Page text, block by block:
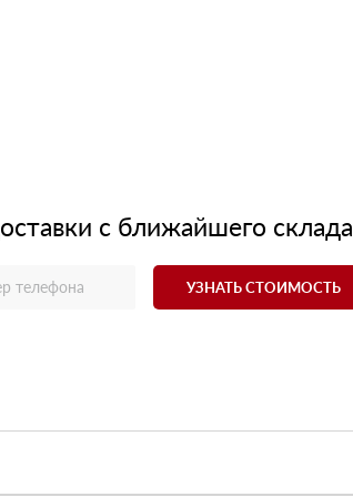
с ближайшего склада
УЗНАТЬ СТОИМОСТЬ